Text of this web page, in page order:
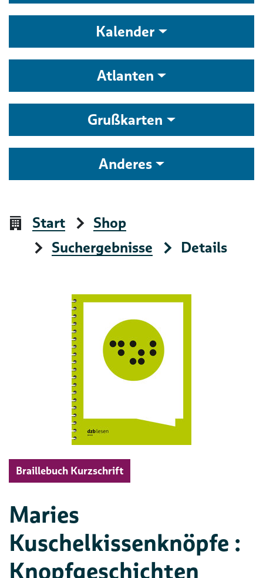
Kalender
Atlanten
Grußkarten
Anderes
Start
Shop
Suchergebnisse
Details
Braillebuch Kurzschrift
Maries
Kuschelkissenknöpfe :
Knopfgeschichten